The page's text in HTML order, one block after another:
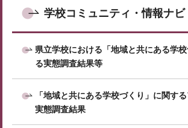
学校コミュニティ・情報ナビ
県立学校における「地域と共にある学
る実態調査結果等
「地域と共にある学校づくり」に関す
実態調査結果